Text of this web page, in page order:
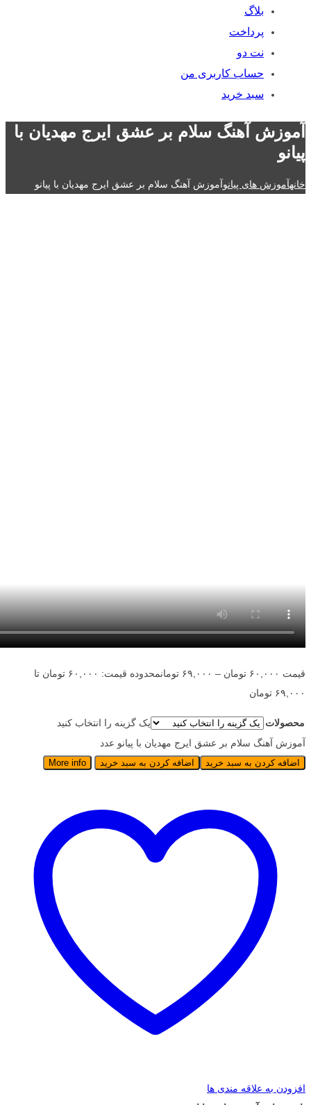
بلاگ
پرداخت
نت دو
حساب کاربری من
سبد خرید
آموزش آهنگ سلام بر عشق ایرج مهدیان با
پیانو
خانهآموزش های پیانوآموزش آهنگ سلام بر عشق ایرج مهدیان با پیانو
قیمت ۶۰,۰۰۰ تومان – ۶۹,۰۰۰ تومان
محدوده قیمت: ۶۰,۰۰۰ تومان تا
۶۹,۰۰۰ تومان
محصولات
یک گزینه را انتخاب کنید
آموزش آهنگ سلام بر عشق ایرج مهدیان با پیانو عدد
اضافه کردن به سبد خرید اضافه کردن به سبد خرید More info
افزودن به علاقه مندی ها